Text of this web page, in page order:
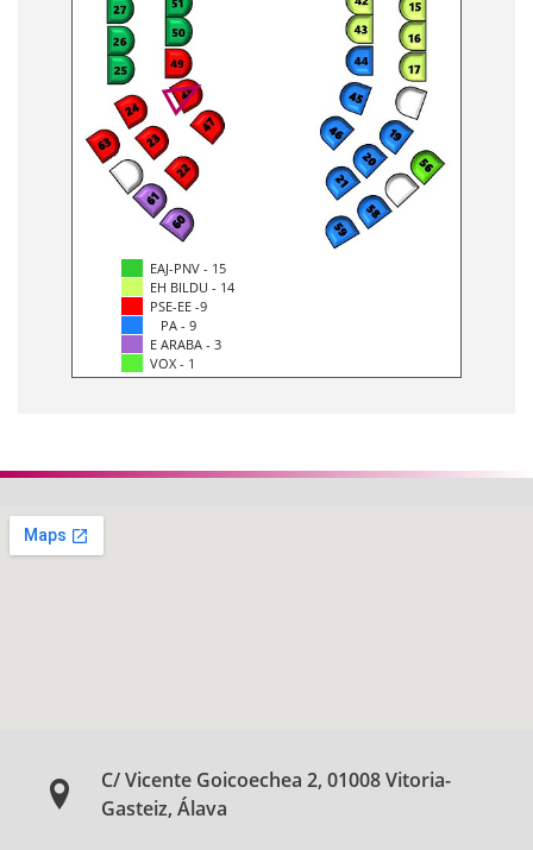
EAJ-PNV - 15
EH BILDU - 14
PSE-EE -9
PA - 9
E ARABA - 3
VOX - 1
C/ Vicente Goicoechea 2, 01008 Vitoria-
Gasteiz, Álava